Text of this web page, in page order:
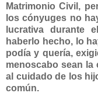
Matrimonio Civil,
los cónyuges no
lucrativa durante
haberlo hecho, lo
podía y quería,
menoscabo sean la
al cuidado de los
común.